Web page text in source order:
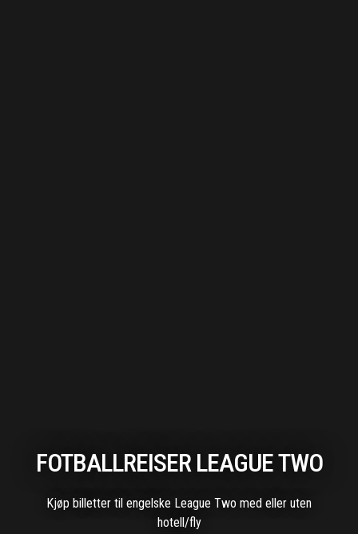
FOTBALLREISER LEAGUE TWO
Kjøp billetter til engelske League Two med eller uten
hotell/fly